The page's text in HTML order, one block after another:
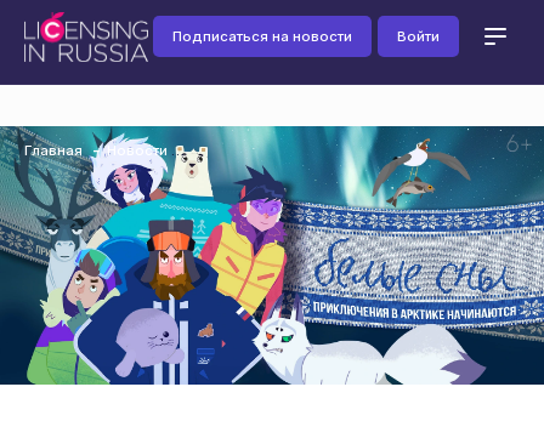
Подписаться на новости Войти
Главная Новости